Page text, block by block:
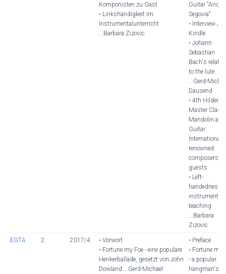
Komponisten zu Gast
• Linkshändigkeit im
Instrumentalunterricht
...Barbara Zizovic
Guitar
Segovia".
• Interview
Kindle
• Johann
Sebastian
Bach's
to the lute
...Gerd-
Dausend
• 4th Hilden
Master Class
Mandolin and
Guitar
Internationally
renowned
composers as
guests
• Left-
handedness
instrumental
teaching
...Barbara
Zizovic
EGTA 2 2017/4
• Vorwort
• Fortune my Foe - eine populäre
Henkerballade, gesetzt von John
Dowland ...Gerd-Michael
• Preface
• Fortune my
- a popular
hangman's